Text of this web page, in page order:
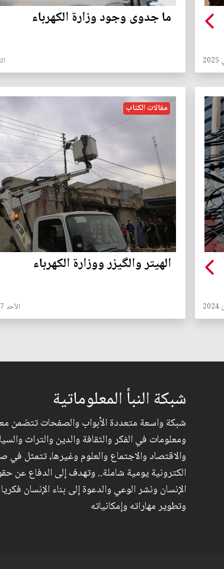
ما جدوى وجود وزارة الكهرباء
مقالات الكتاب
الهيتر والگيزر ووزارة الكهرباء
الأحد 27 كانون الأول 2020
شبكة النبأ المعلوماتية
شبكة واسعة متعددة الأبواب والصفحات تتضمن
ومعلومات في الفكر والثقافة والدين والتراث
والاقتصاد والاجتماع والعلوم وغيرها، تتمثل في
الكترونية يومية شاملة.. وتهدف إلى الدفاع عن
الإنسان ونشر الوعي والدعوة إلى بناء الإنسان فكريا
وتطوير مهاراته وإمكانياته